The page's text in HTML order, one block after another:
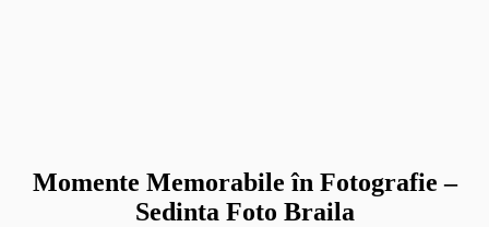
Momente Memorabile în Fotografie –
Sedinta Foto Braila